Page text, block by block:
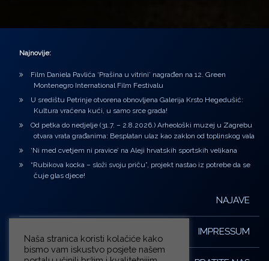
Najnovije:
Film Daniela Pavlića ‘Prašina u vitrini’ nagrađen na 12. Green
Montenegro International Film Festivalu
U središtu Petrinje otvorena obnovljena Galerija Krsto Hegedušić:
Kultura vraćena kući, u samo srce grada!
Od petka do nedjelje (31.7. – 2.8.2026.) Arheološki muzej u Zagrebu
otvara vrata građanima: Besplatan ulaz kao zaklon od toplinskog vala
‘Ni med cvetjem ni pravice’ na Aleji hrvatskih sportskih velikana
“Rubikova kocka – složi svoju priču”, projekt nastao iz potrebe da se
čuje glas djece!
NAJAVE
IMPRESSUM
Naša stranica koristi kolačiće kako
bismo vam iskustvo posjete našem